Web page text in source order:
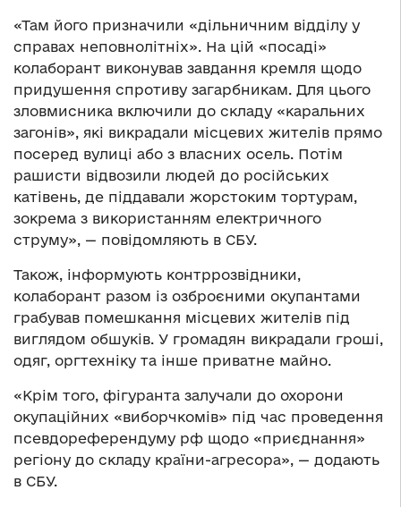
«Там його призначили «дільничним відділу у
справах неповнолітніх». На цій «посаді»
колаборант виконував завдання кремля щодо
придушення спротиву загарбникам. Для цього
зловмисника включили до складу «каральних
загонів», які викрадали місцевих жителів прямо
посеред вулиці або з власних осель. Потім
рашисти відвозили людей до російських
катівень, де піддавали жорстоким тортурам,
зокрема з використанням електричного
струму», — повідомляють в СБУ.
Також, інформують контррозвідники,
колаборант разом із озброєними окупантами
грабував помешкання місцевих жителів під
виглядом обшуків. У громадян викрадали гроші,
одяг, оргтехніку та інше приватне майно.
«Крім того, фігуранта залучали до охорони
окупаційних «виборчкомів» під час проведення
псевдореферендуму рф щодо «приєднання»
регіону до складу країни-агресора», — додають
в СБУ.